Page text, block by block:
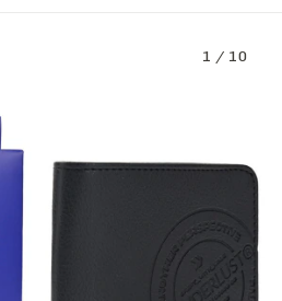
1 / 10